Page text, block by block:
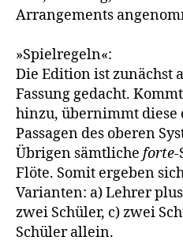
Arrangements
»Spielregeln«:
Die Edition ist zunächst
Fassung gedacht.
hinzu, übernimmt diese
Passagen des oberen
Übrigen sämtliche forte-
Flöte. Somit ergeben
Varianten: a) Lehrer
zwei Schüler, c) zwei
Schüler allein.